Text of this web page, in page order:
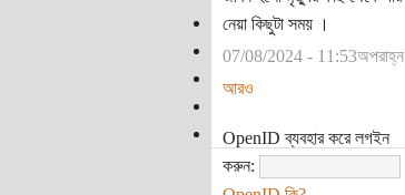
নেয়া কিছুটা সময় ।
07/08/2024 - 11:53অপরাহ্ন
আরও
OpenID ব্যবহার করে লগইন
করুন: